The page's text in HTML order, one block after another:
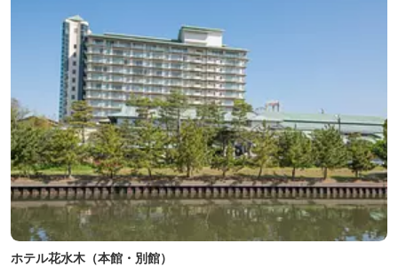
ホテル花水木（本館・別館）